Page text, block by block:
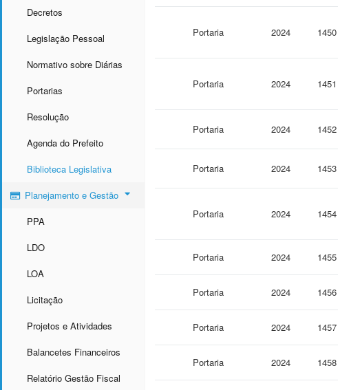
Decretos
Legislação Pessoal
Normativo sobre Diárias
Portarias
Resolução
Agenda do Prefeito
Biblioteca Legislativa
Planejamento e Gestão
PPA
LDO
LOA
Licitação
Projetos e Atividades
Balancetes Financeiros
Relatório Gestão Fiscal
Portaria 2024 1450
Portaria 2024 1451
Portaria 2024 1452
Portaria 2024 1453
Portaria 2024 1454
Portaria 2024 1455
Portaria 2024 1456
Portaria 2024 1457
Portaria 2024 1458